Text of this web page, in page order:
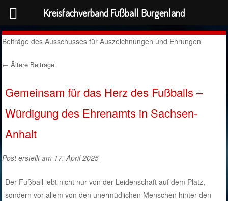
Beiträge des Ausschusses für Auszeichnungen und Ehrungen
Post navigation
← Ältere Beiträge
Gemeinsam für das Herz des Fußballs –
Würdigung des Ehrenamts in Sachsen-
Anhalt
Post erstellt am 17. April 2025
Der Fußball lebt nicht nur von der Leidenschaft auf dem Platz,
sondern vor allem von den unermüdlichen Menschen hinter den
Kreisfachverband Fußball Burgenland